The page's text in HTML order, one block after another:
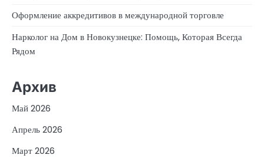
Оформление аккредитивов в международной торговле
Нарколог на Дом в Новокузнецке: Помощь, Которая Всегда
Рядом
Архив
Май 2026
Апрель 2026
Март 2026